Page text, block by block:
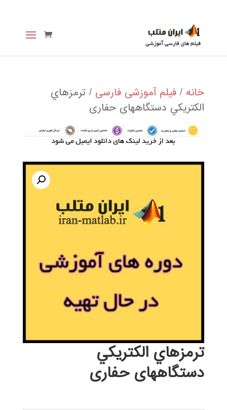
خانه / فیلم آموزشی فارسی / ترمزهاي
الكتريكي دستگاههای حفاری
ترمزهاي الكتريكي
دستگاههای حفاری